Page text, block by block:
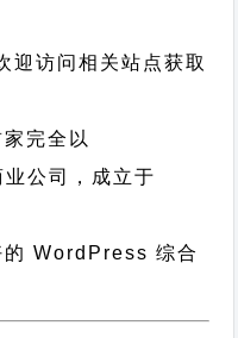
迎访问相关站点获取
完全以
公司，成立于
WordPress 综合